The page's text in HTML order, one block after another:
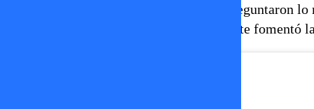
mismo programa interceptó a Rai y le preguntaron
, lo que prácticamente fomentó